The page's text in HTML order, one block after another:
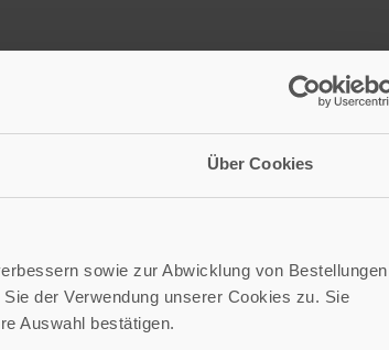
Über Cookies
sowie zur Abwicklung von Bestellungen
der Verwendung unserer Cookies zu. Sie
Auswahl bestätigen.